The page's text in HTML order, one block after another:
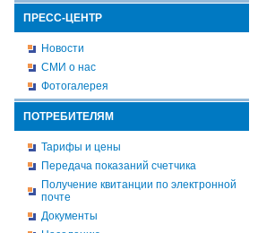
ПРЕСС-ЦЕНТР
Новости
СМИ о нас
Фотогалерея
ПОТРЕБИТЕЛЯМ
Тарифы и цены
Передача показаний счетчика
Получение квитанции по электронной
почте
Документы